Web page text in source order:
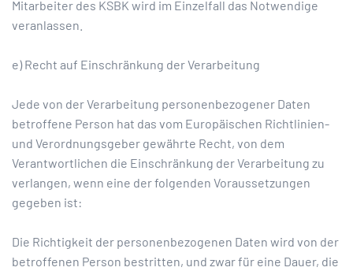
Mitarbeiter des KSBK wird im Einzelfall das Notwendige
veranlassen.
e) Recht auf Einschränkung der Verarbeitung
Jede von der Verarbeitung personenbezogener Daten
betroffene Person hat das vom Europäischen Richtlinien-
und Verordnungsgeber gewährte Recht, von dem
Verantwortlichen die Einschränkung der Verarbeitung zu
verlangen, wenn eine der folgenden Voraussetzungen
gegeben ist:
Die Richtigkeit der personenbezogenen Daten wird von der
betroffenen Person bestritten, und zwar für eine Dauer, die